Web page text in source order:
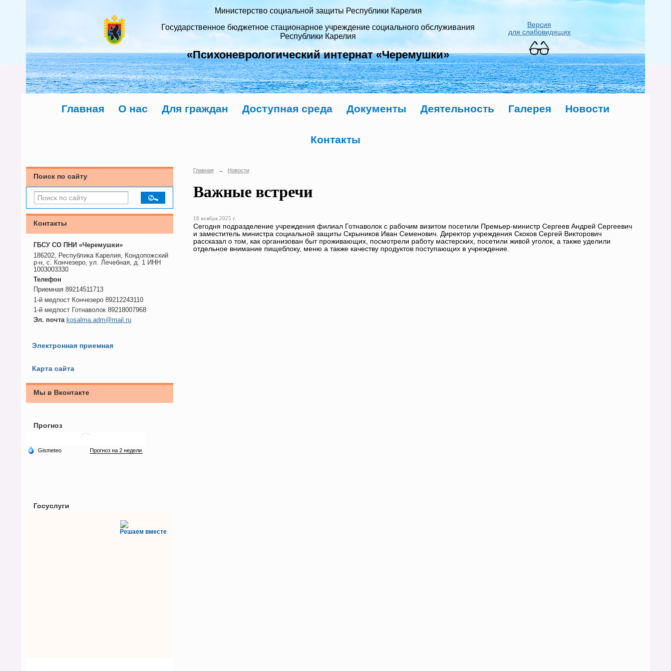
Министерство социальной защиты Республики Карелия
Государственное бюджетное стационарное учреждение социального обслуживания
Республики Карелия
«Психоневрологический интернат «Черемушки»
Версия
для слабовидящих
Главная О нас Для граждан Доступная среда Документы Деятельность Галерея Новости
Контакты
Поиск по сайту
Контакты
ГБСУ СО ПНИ «Черемушки»
186202, Республика Карелия, Кондопожский
р-н, с. Кончезеро, ул. Лечебная, д. 1 ИНН
1003003330
Телефон
Приемная 89214511713
1-й медпост Кончезеро 89212243110
1-й медпост Готнаволок 89218007968
Эл. почта kosalma.adm@mail.ru
Электронная приемная
Карта сайта
Мы в Вконтакте
Прогноз
Госуслуги
Решаем вместе
Главная → Новости
Важные встречи
18 ноября 2025 г.
Сегодня подразделение учреждения филиал Готнаволок с рабочим визитом посетили Премьер-министр Сергеев Андрей Сергеевич
и заместитель министра социальной защиты Скрыников Иван Семенович. Директор учреждения Скоков Сергей Викторович
рассказал о том, как организован быт проживающих, посмотрели работу мастерских, посетили живой уголок, а также уделили
отдельное внимание пищеблоку, меню а также качеству продуктов поступающих в учреждение.